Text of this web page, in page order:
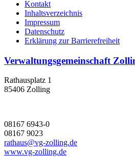
Kontakt
Inhaltsverzeichnis
Impressum
Datenschutz
Erklärung zur Barrierefreiheit
Verwaltungsgemeinschaft
Rathausplatz 1
85406 Zolling
08167 6943-0
08167 9023
rathaus@vg-zolling.de
www.vg-zolling.de